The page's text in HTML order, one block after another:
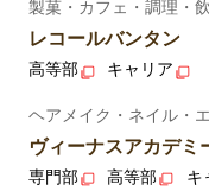
製菓・カフェ・調理・
レコールバンタン
高等部 キャリア
ヘアメイク・ネイル・
ヴィーナスアカデミ
専門部 高等部 キ